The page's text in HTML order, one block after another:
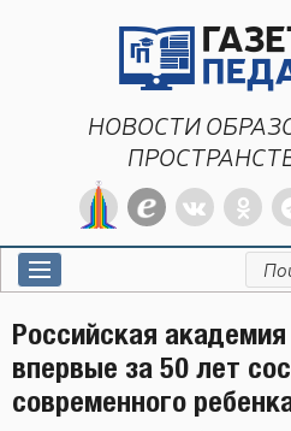
НОВОСТИ
Российская
впервые за 50 лет
современного